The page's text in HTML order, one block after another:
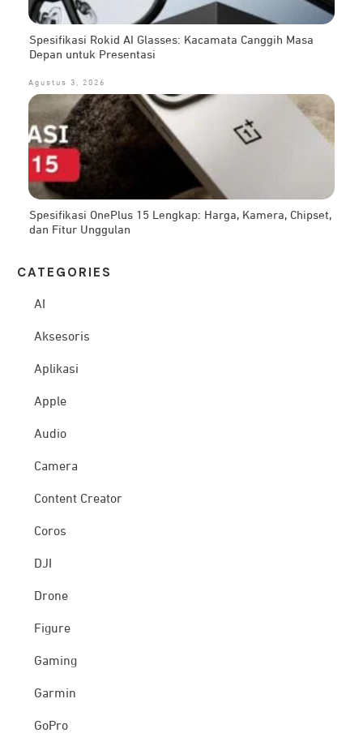
Spesifikasi Rokid AI Glasses: Kacamata Canggih Masa
Depan untuk Presentasi
Agustus 3, 2026
Spesifikasi OnePlus 15 Lengkap: Harga, Kamera, Chipset,
dan Fitur Unggulan
CATEG ORIES
AI
Aksesoris
Aplikasi
Apple
Audio
Camera
Content Creator
Coros
DJI
Drone
Figure
Gaming
Garmin
GoPro